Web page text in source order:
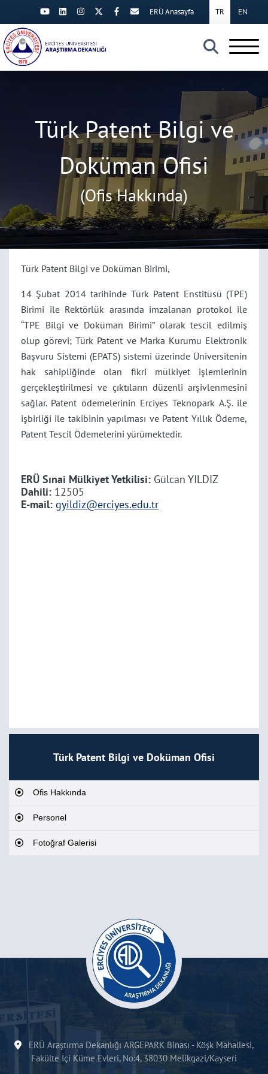
×
TR EN
ERÜ Anasayfa
Türk Patent Bilgi ve
Doküman Ofisi
(Ofis Hakkında)
Türk Patent Bilgi ve Doküman Ofisi
Ofis Hakkında
Personel
Fotoğraf Galerisi
Türk Patent Bilgi ve Doküman Birimi,
14 Şubat 2014 tarihinde Türk Patent Enstitüsü (TPE)
Birimi ile Rektörlük arasında imzalanan protokol ile
“TPE Bilgi ve Doküman Birimi” olarak tescil edilmiş
olup görevi; Türk Patent ve Marka Kurumu Elektronik
Başvuru Sistemi (EPATS) sistemi üzerinde Üniversitenin
hak sahipliğinde olan fikri mülkiyet işlemlerinin
gerçekleştirilmesi ve çıktıların düzenli arşivlenmesini
sağlar. Patent ödemelerinin Erciyes Teknopark A.Ş. ile
işbirliği ile takibinin yapılması ve Patent Yıllık Ödeme,
Patent Tescil Ödemelerini yürümektedir.
ERÜ Sınai Mülkiyet Yetkilisi: Gülcan YILDIZ
Dahili: 12505
E-mail: gyildiz@erciyes.edu.tr
ERÜ Araştırma Dekanlığı ARGEPARK Binası - Köşk Mahallesi,
Fakülte İçi Küme Evleri, No:4, 38030 Melikgazi/Kayseri